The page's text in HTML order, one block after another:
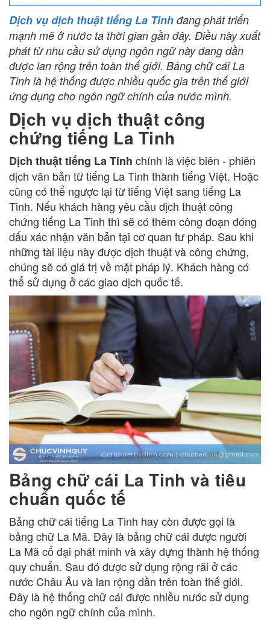
Dịch vụ dịch thuật tiếng La Tinh đang phát triển
mạnh mẽ ở nước ta thời gian gần đây. Điều này xuất
phát từ nhu cầu sử dụng ngôn ngữ này đang dần
được lan rộng trên toàn thế giới. Bảng chữ cái La
Tinh là hệ thống được nhiều quốc gia trên thế giới
ứng dụng cho ngôn ngữ chính của nước mình.
Dịch vụ dịch thuật công
chứng tiếng La Tinh
Dịch thuật tiếng La Tinh chính là việc biên - phiên
dịch văn bản từ tiếng La Tinh thành tiếng Việt. Hoặc
cũng có thể ngược lại từ tiếng Việt sang tiếng La
Tinh. Nếu khách hàng yêu cầu dịch thuật công
chứng tiếng La Tinh thì sẽ có thêm công đoạn đóng
dấu xác nhận văn bản tại cơ quan tư pháp. Sau khi
những tài liệu này được dịch thuật và công chứng,
chúng sẽ có giá trị về mặt pháp lý. Khách hàng có
thể sử dụng ở các giao dịch quốc tế.
Bảng chữ cái La Tinh và tiêu
chuẩn quốc tế
Bảng chữ cái tiếng La Tinh hay còn được gọi là
bảng chữ La Mã. Đây là bảng chữ cái được người
La Mã cổ đại phát minh và xây dựng thành hệ thống
quy chuẩn. Sau đó được sử dụng rộng rãi ở các
nước Châu Âu và lan rộng dần trên toàn thế giới.
Đây là hệ thống chữ cái được nhiều nước sử dụng
cho ngôn ngữ chính của mình.